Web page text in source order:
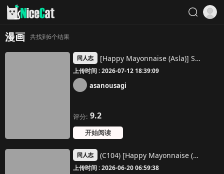
漫画 共找到6个结果
同人志 [Happy Mayonnaise (Asla)] Sensei Kore ga Watashi-tachi no Negai desu Douka Uketotte Kudasai | 老師 這是我們的願望 請接受吧 (Blue Archive) [Chinese] [Digital]
上传时间 : 2026-07-12 18:39:09
asanousagi
评分: 9.2
开始阅读
同人志 (C104) [Happy Mayonnaise (Asla)] Rio Kaichou no Shazai Sex | 莉音会长的谢罪性交 (Blue Archive) [Chinese] [欶澜汉化组]
上传时间 : 2026-06-20 06:59:38